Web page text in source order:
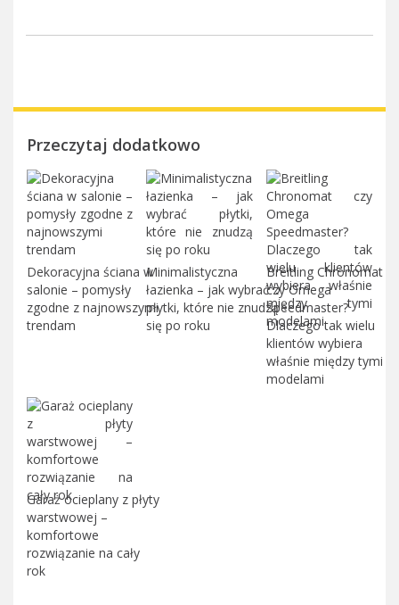
Przeczytaj dodatkowo
Dekoracyjna ściana w
salonie – pomysły
zgodne z najnowszymi
trendam
Minimalistyczna
łazienka – jak wybrać
płytki, które nie znudzą
się po roku
Breitling Chronomat
czy Omega
Speedmaster?
Dlaczego tak wielu
klientów wybiera
właśnie między tymi
modelami
Garaż ocieplany z płyty
warstwowej –
komfortowe
rozwiązanie na cały
rok